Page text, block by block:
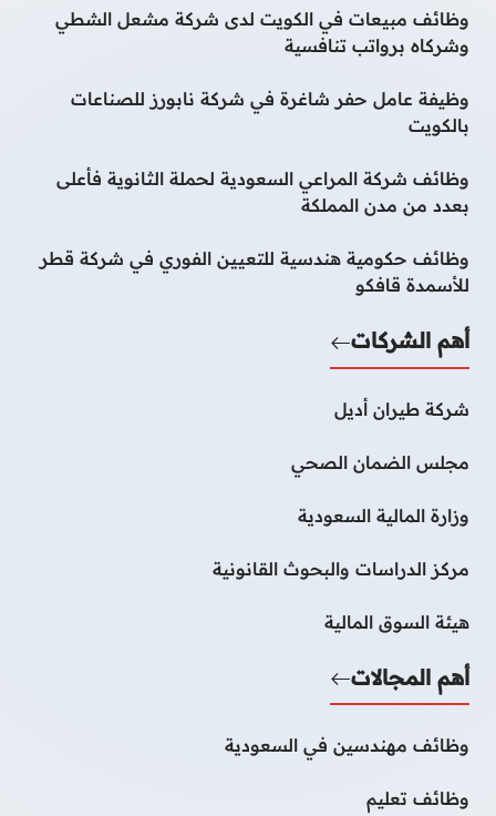
وظائف مبيعات في الكويت لدى شركة مشعل الشطي
وشركاه برواتب تنافسية
وظيفة عامل حفر شاغرة في شركة نابورز للصناعات
بالكويت
وظائف شركة المراعي السعودية لحملة الثانوية فأعلى
بعدد من مدن المملكة
وظائف حكومية هندسية للتعيين الفوري في شركة قطر
للأسمدة قافكو
أهم الشركات
شركة طيران أديل
مجلس الضمان الصحي
وزارة المالية السعودية
مركز الدراسات والبحوث القانونية
هيئة السوق المالية
أهم المجالات
وظائف مهندسين في السعودية
وظائف تعليم